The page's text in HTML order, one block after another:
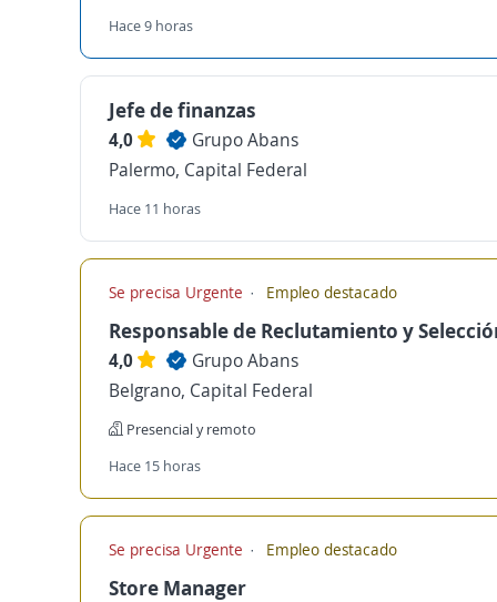
Hace 9 horas
Jefe de finanzas
4,0
Grupo Abans
Palermo, Capital Federal
Hace 11 horas
Se precisa Urgente Empleo destacado
Responsable de Reclutamiento y
4,0
Grupo Abans
Belgrano, Capital Federal
Presencial y remoto
Hace 15 horas
Se precisa Urgente Empleo destacado
Store Manager